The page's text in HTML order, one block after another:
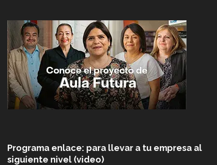
Programa enlace: para llevar a tu empresa al
siguiente nivel (video)